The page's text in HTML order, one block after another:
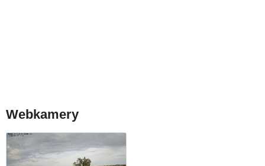
Webkamery